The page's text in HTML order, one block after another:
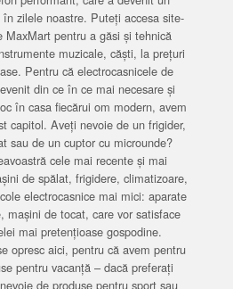
zilele noastre. Puteți accesa site-
MaxMart pentru a găsi și tehnică
muzicale, căști, la prețuri
Pentru că electrocasnicele de
din ce în ce mai necesare și
în casa fiecărui om modern, avem
capitol. Aveți nevoie de un frigider,
sau de un cuptor cu microunde?
cele mai recente și mai
de spălat, frigidere, climatizoare,
electrocasnice mai mici: aparate
mașini de tocat, care vor satisface
mai pretențioase gospodine.
opresc aici, pentru că avem pentru
pentru vacanță – dacă preferați
de produse pentru sport sau